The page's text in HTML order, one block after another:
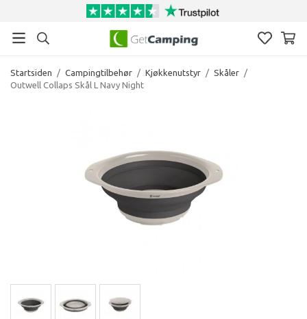
Startsiden / Campingtilbehør / Kjøkkenutstyr / Skåler /
Outwell Collaps Skål L Navy Night